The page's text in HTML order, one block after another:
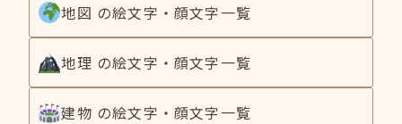
地図 の絵文字・顔文字一覧
地理 の絵文字・顔文字一覧
建物 の絵文字・顔文字一覧